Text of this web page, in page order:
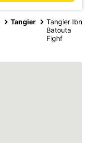
Tangier
Tangier Ibn
Batouta
Flghf